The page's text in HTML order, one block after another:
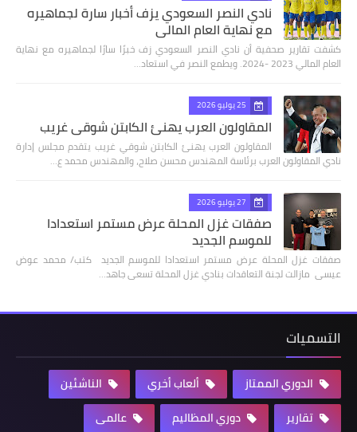
نادي النصر السعودي يزف أخبار سارة لجماهيره
مع نهاية العام المالي
كشفت تقارير صحفية أن نادي النصر السعودي زف خبرًا سارًا لجماهيره مع نهاية
العام المالي 2023 -2024. ويطمع النصر في استعاد…
25 يوليو 2026
المقاولون العرب يهنئ الكابتن شوقي غريب
المقاولون العرب يهنئ الكابتن شوقي غريب يتقدم مجلس إدارة
نادي المقاولون العرب برئاسة المهندس محسن صلاح، والمهندس محمد ع…
27 يوليو 2026
صفقات غزل المحلة عرض مستمر استعدادا
للموسم الجديد
صفقات غزل المحلة عرض مستمر استعدادا للموسم الجديد كتب/ محمد عوض
عيسى مازالت لجنة التعاقدات بنادي غزل المحلة تسعى جاهد…
التسميات
الدوري الممتاز ألعاب أخري
الناشئين
تقارير
دوري المظاليم عالمى